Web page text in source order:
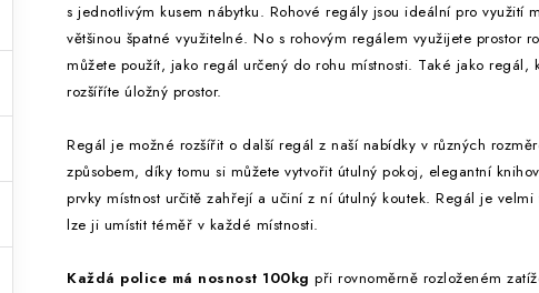
s jednotlivým kusem nábytku. Rohové regály jsou ideální pro využití
většinou špatné využitelné. No s rohovým regálem využijete prostor
můžete použít, jako regál určený do rohu místnosti. Také jako regál,
rozšíříte úložný prostor.
Regál je možné rozšířit o další regál z naší nabídky v různých
způsobem, díky tomu si můžete vytvořit útulný pokoj, elegantní
prvky místnost určitě zahřejí a učiní z ní útulný koutek. Regál je
lze ji umístit téměř v každé místnosti.
Každá police má nosnost 100kg při rovnoměrně rozloženém